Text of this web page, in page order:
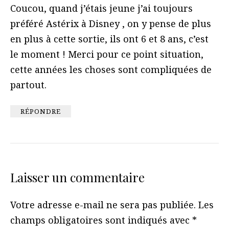
Coucou, quand j’étais jeune j’ai toujours
préféré Astérix à Disney , on y pense de plus
en plus à cette sortie, ils ont 6 et 8 ans, c’est
le moment ! Merci pour ce point situation,
cette années les choses sont compliquées de
partout.
RÉPONDRE
Laisser un commentaire
Votre adresse e-mail ne sera pas publiée. Les
champs obligatoires sont indiqués avec *